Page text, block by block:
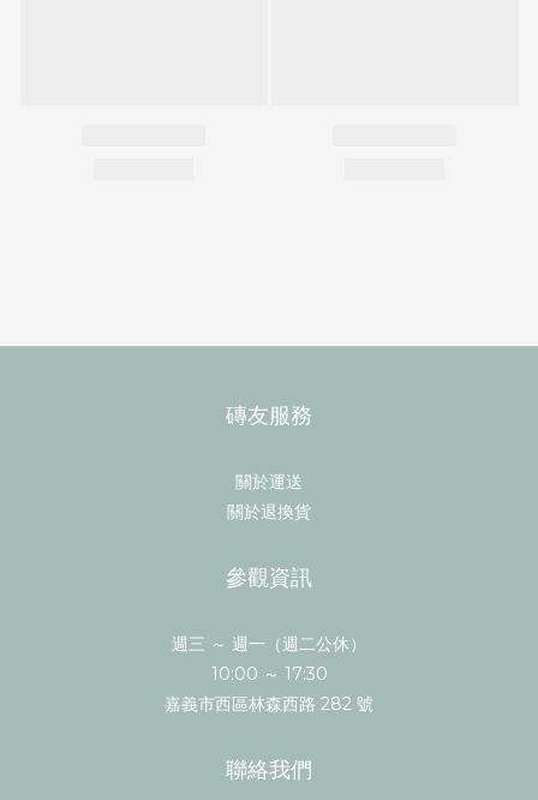
磚友服務
關於運送
關於退換貨
參觀資訊
週三 ～ 週一（週二公休）
10:00 ～ 17:30
嘉義市西區林森西路 282 號
聯絡我們